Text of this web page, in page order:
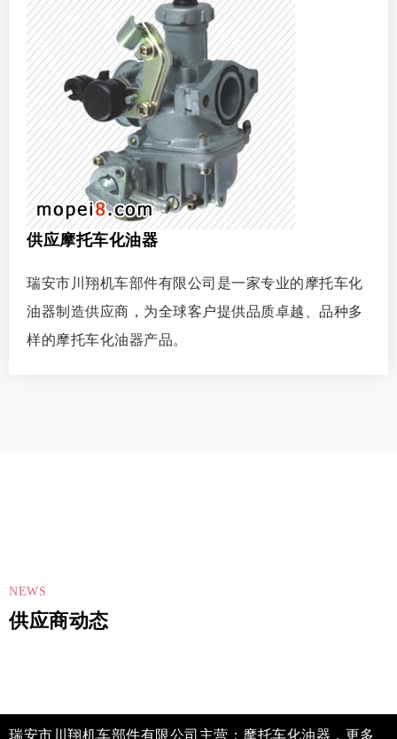
供应摩托车化油器
瑞安市川翔机车部件有限公司是一家专业的摩托车化
油器制造供应商，为全球客户提供品质卓越、品种多
样的摩托车化油器产品。
NEWS
供应商动态
瑞安市川翔机车部件有限公司主营：摩托车化油器，更多